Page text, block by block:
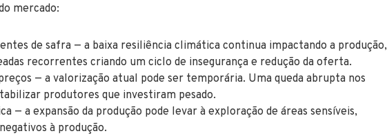
mercado:
de safra — a baixa resiliência climática continua impactando a produção,
recorrentes criando um ciclo de insegurança e redução da oferta.
— a valorização atual pode ser temporária. Uma queda abrupta nos
produtores que investiram pesado.
— a expansão da produção pode levar à exploração de áreas sensíveis,
à produção.